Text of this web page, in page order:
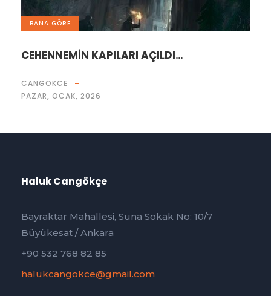
BANA GÖRE
CEHENNEMİN KAPILARI AÇILDI…
CANGOKCE
PAZAR, OCAK, 2026
Haluk Cangökçe
Bayraktar Mahallesi, Suna Sokak No: 10/7
Büyükesat / Ankara
+90 532 768 82 85
halukcangokce@gmail.com